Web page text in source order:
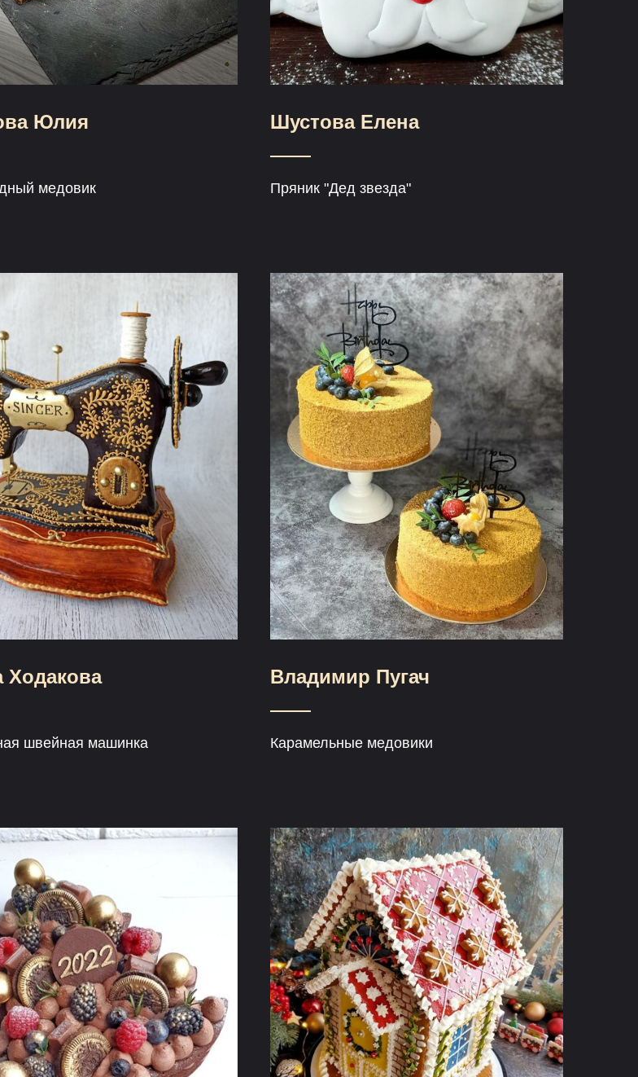
Юлия
медовик
Шустова Елена
Пряник "Дед звезда"
Ходакова
швейная машинка
Владимир Пугач
Карамельные медовики